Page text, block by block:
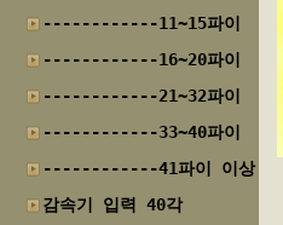
------------11~15파이
------------16~20파이
------------21~32파이
------------33~40파이
------------41파이 이상
감속기 입력 40각